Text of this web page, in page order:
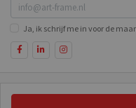
Ja, ik schrijf me in voor de